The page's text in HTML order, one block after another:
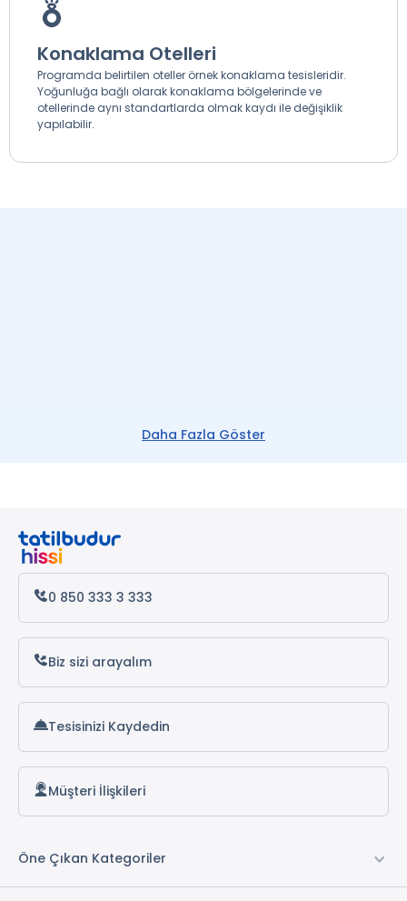
Konaklama Otelleri
Programda belirtilen oteller örnek konaklama tesisleridir.
Yoğunluğa bağlı olarak konaklama bölgelerinde ve
otellerinde aynı standartlarda olmak kaydı ile değişiklik
yapılabilir.
Daha Fazla Göster
0 850 333 3 333
Biz sizi arayalım
Tesisinizi Kaydedin
Müşteri İlişkileri
Öne Çıkan Kategoriler